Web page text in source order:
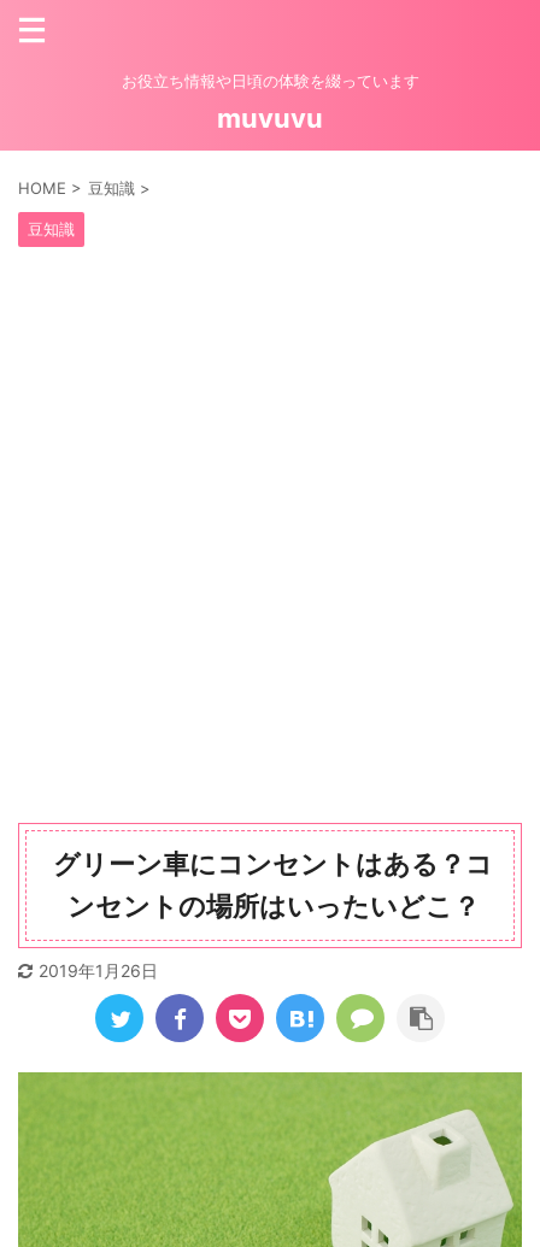
お役立ち情報や日頃の体験を綴っています
muvuvu
HOME > 豆知識 >
豆知識
グリーン車にコンセントはある？コ
ンセントの場所はいったいどこ？
2019年1月26日